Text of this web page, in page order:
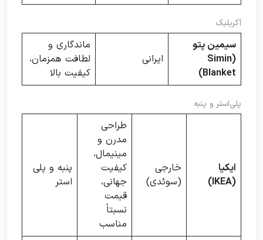
آکریلیک
سیمین پتو
(Simin
Blanket)
ایرانی
ماندگاری و
لطافت همزمان،
کیفیت بالا
پلی‌استر و پنبه
ایکیا
(IKEA)
خارجی
(سوئدی)
طراحی
مدرن و
مینیمال،
کیفیت
جهانی،
قیمت
نسبتاً
مناسب
پنبه و پلی
استر